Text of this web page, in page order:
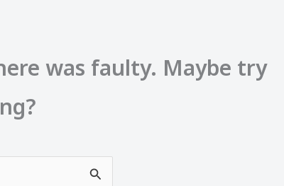
was faulty. Maybe try